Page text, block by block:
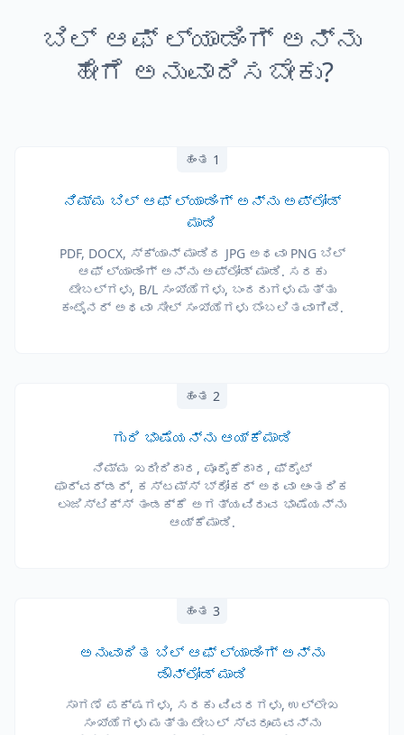
ಬಿಲ್ ಆಫ್ ಲ್ಯಾಡಿಂಗ್ ಅನ್ನು
ಹೇಗೆ ಅನುವಾದಿಸಬೇಕು?
ಹಂತ 1
ನಿಮ್ಮ ಬಿಲ್ ಆಫ್ ಲ್ಯಾಡಿಂಗ್ ಅನ್ನು ಅಪ್‌ಲೋಡ್
ಮಾಡಿ
PDF, DOCX, ಸ್ಕ್ಯಾನ್ ಮಾಡಿದ JPG ಅಥವಾ PNG ಬಿಲ್
ಆಫ್ ಲ್ಯಾಡಿಂಗ್ ಅನ್ನು ಅಪ್‌ಲೋಡ್ ಮಾಡಿ. ಸರಕು
ಟೇಬಲ್‌ಗಳು, B/L ಸಂಖ್ಯೆಗಳು, ಬಂದರುಗಳು ಮತ್ತು
ಕಂಟೈನರ್ ಅಥವಾ ಸೀಲ್ ಸಂಖ್ಯೆಗಳು ಬೆಂಬಲಿತವಾಗಿವೆ.
ಹಂತ 2
ಗುರಿ ಭಾಷೆಯನ್ನು ಆಯ್ಕೆಮಾಡಿ
ನಿಮ್ಮ ಖರೀದಿದಾರ, ಪೂರೈಕೆದಾರ, ಫ್ರೈಟ್
ಫಾರ್ವರ್ಡರ್, ಕಸ್ಟಮ್ಸ್ ಬ್ರೋಕರ್ ಅಥವಾ ಆಂತರಿಕ
ಲಾಜಿಸ್ಟಿಕ್ಸ್ ತಂಡಕ್ಕೆ ಅಗತ್ಯವಿರುವ ಭಾಷೆಯನ್ನು
ಆಯ್ಕೆಮಾಡಿ.
ಹಂತ 3
ಅನುವಾದಿತ ಬಿಲ್ ಆಫ್ ಲ್ಯಾಡಿಂಗ್ ಅನ್ನು
ಡೌನ್‌ಲೋಡ್ ಮಾಡಿ
ಸಾಗಣೆ ಪಕ್ಷಗಳು, ಸರಕು ವಿವರಗಳು, ಉಲ್ಲೇಖ
ಸಂಖ್ಯೆಗಳು ಮತ್ತು ಟೇಬಲ್ ಸ್ವರೂಪವನ್ನು